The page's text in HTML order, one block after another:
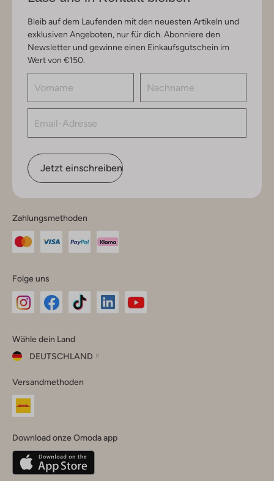
Bleib auf dem Laufenden mit den neuesten Artikeln und
exklusiven Angeboten, nur für dich. Abonniere den
Newsletter und gewinne einen Einkaufsgutschein im
Wert von €150.
Jetzt einschreiben
Zahlungsmethoden
Folge uns
Instagram
Facebook
TikTok
Wähle dein Land
DEUTSCHLAND
dein
Land
Belgique(Français)
Deutschland
Versandmethoden
Download onze Omoda app